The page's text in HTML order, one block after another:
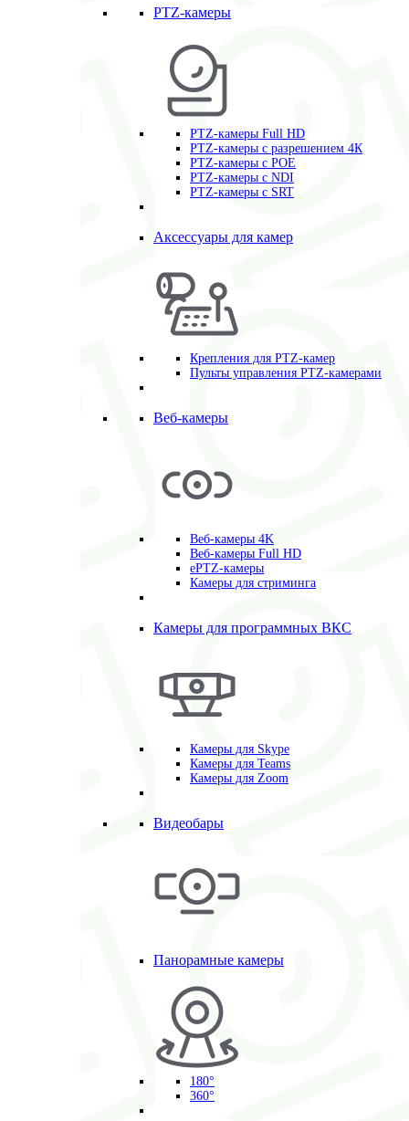
PTZ-камеры
PTZ-камеры Full HD
PTZ-камеры с разрешением 4К
PTZ-камеры с POE
PTZ-камеры c NDI
PTZ-камеры с SRT
Аксессуары для камер
Крепления для PTZ-камер
Пульты управления PTZ-камерами
Веб-камеры
Веб-камеры 4K
Веб-камеры Full HD
ePTZ-камеры
Камеры для стриминга
Камеры для программных ВКС
Камеры для Skype
Камеры для Teams
Камеры для Zoom
Видеобары
Панорамные камеры
180°
360°